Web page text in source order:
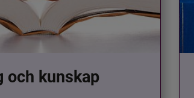
och kunskap